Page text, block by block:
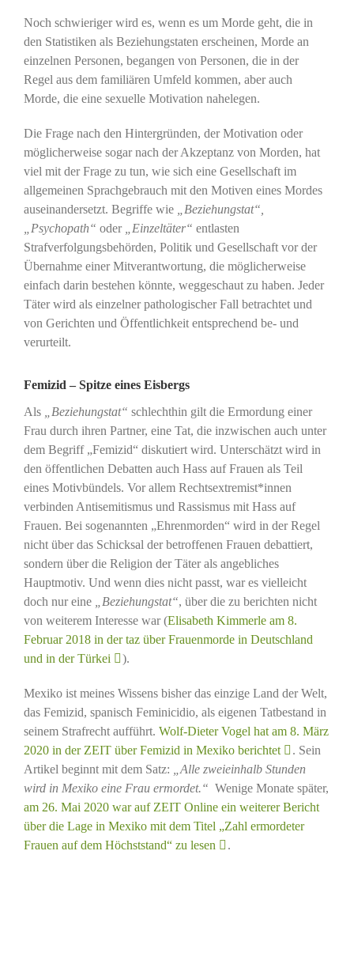
Noch schwieriger wird es, wenn es um Morde geht, die in
den Statistiken als Beziehungstaten erscheinen, Morde an
einzelnen Personen, begangen von Personen, die in der
Regel aus dem familiären Umfeld kommen, aber auch
Morde, die eine sexuelle Motivation nahelegen.
Die Frage nach den Hintergründen, der Motivation oder
möglicherweise sogar nach der Akzeptanz von Morden, hat
viel mit der Frage zu tun, wie sich eine Gesellschaft im
allgemeinen Sprachgebrauch mit den Motiven eines Mordes
auseinandersetzt. Begriffe wie „Beziehungstat“,
„Psychopath“ oder „Einzeltäter“ entlasten
Strafverfolgungsbehörden, Politik und Gesellschaft vor der
Übernahme einer Mitverantwortung, die möglicherweise
einfach darin bestehen könnte, weggeschaut zu haben. Jeder
Täter wird als einzelner pathologischer Fall betrachtet und
von Gerichten und Öffentlichkeit entsprechend be- und
verurteilt.
Femizid – Spitze eines Eisbergs
Als „Beziehungstat“ schlechthin gilt die Ermordung einer
Frau durch ihren Partner, eine Tat, die inzwischen auch unter
dem Begriff „Femizid“ diskutiert wird. Unterschätzt wird in
den öffentlichen Debatten auch Hass auf Frauen als Teil
eines Motivbündels. Vor allem Rechtsextremist*innen
verbinden Antisemitismus und Rassismus mit Hass auf
Frauen. Bei sogenannten „Ehrenmorden“ wird in der Regel
nicht über das Schicksal der betroffenen Frauen debattiert,
sondern über die Religion der Täter als angebliches
Hauptmotiv. Und wenn dies nicht passt, war es vielleicht
doch nur eine „Beziehungstat“, über die zu berichten nicht
von weiterem Interesse war (Elisabeth Kimmerle am 8.
Februar 2018 in der taz über Frauenmorde in Deutschland
und in der Türkei
).
Mexiko ist meines Wissens bisher das einzige Land der Welt,
das Femizid, spanisch Feminicidio, als eigenen Tatbestand in
seinem Strafrecht aufführt. Wolf-Dieter Vogel hat am 8. März
2020 in der ZEIT über Femizid in Mexiko berichtet
. Sein
Artikel beginnt mit dem Satz: „Alle zweieinhalb Stunden
wird in Mexiko eine Frau ermordet.“ Wenige Monate später,
am 26. Mai 2020 war auf ZEIT Online ein weiterer Bericht
über die Lage in Mexiko mit dem Titel „Zahl ermordeter
Frauen auf dem Höchststand“ zu lesen
.